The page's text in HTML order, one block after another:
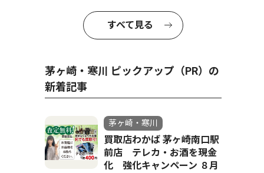
すべて見る
茅ヶ崎・寒川 ピックアップ（PR）の
新着記事
茅ヶ崎・寒川
買取店わかば 茅ヶ崎南口駅
前店 テレカ・お酒を現金
化 強化キャンペーン ８月